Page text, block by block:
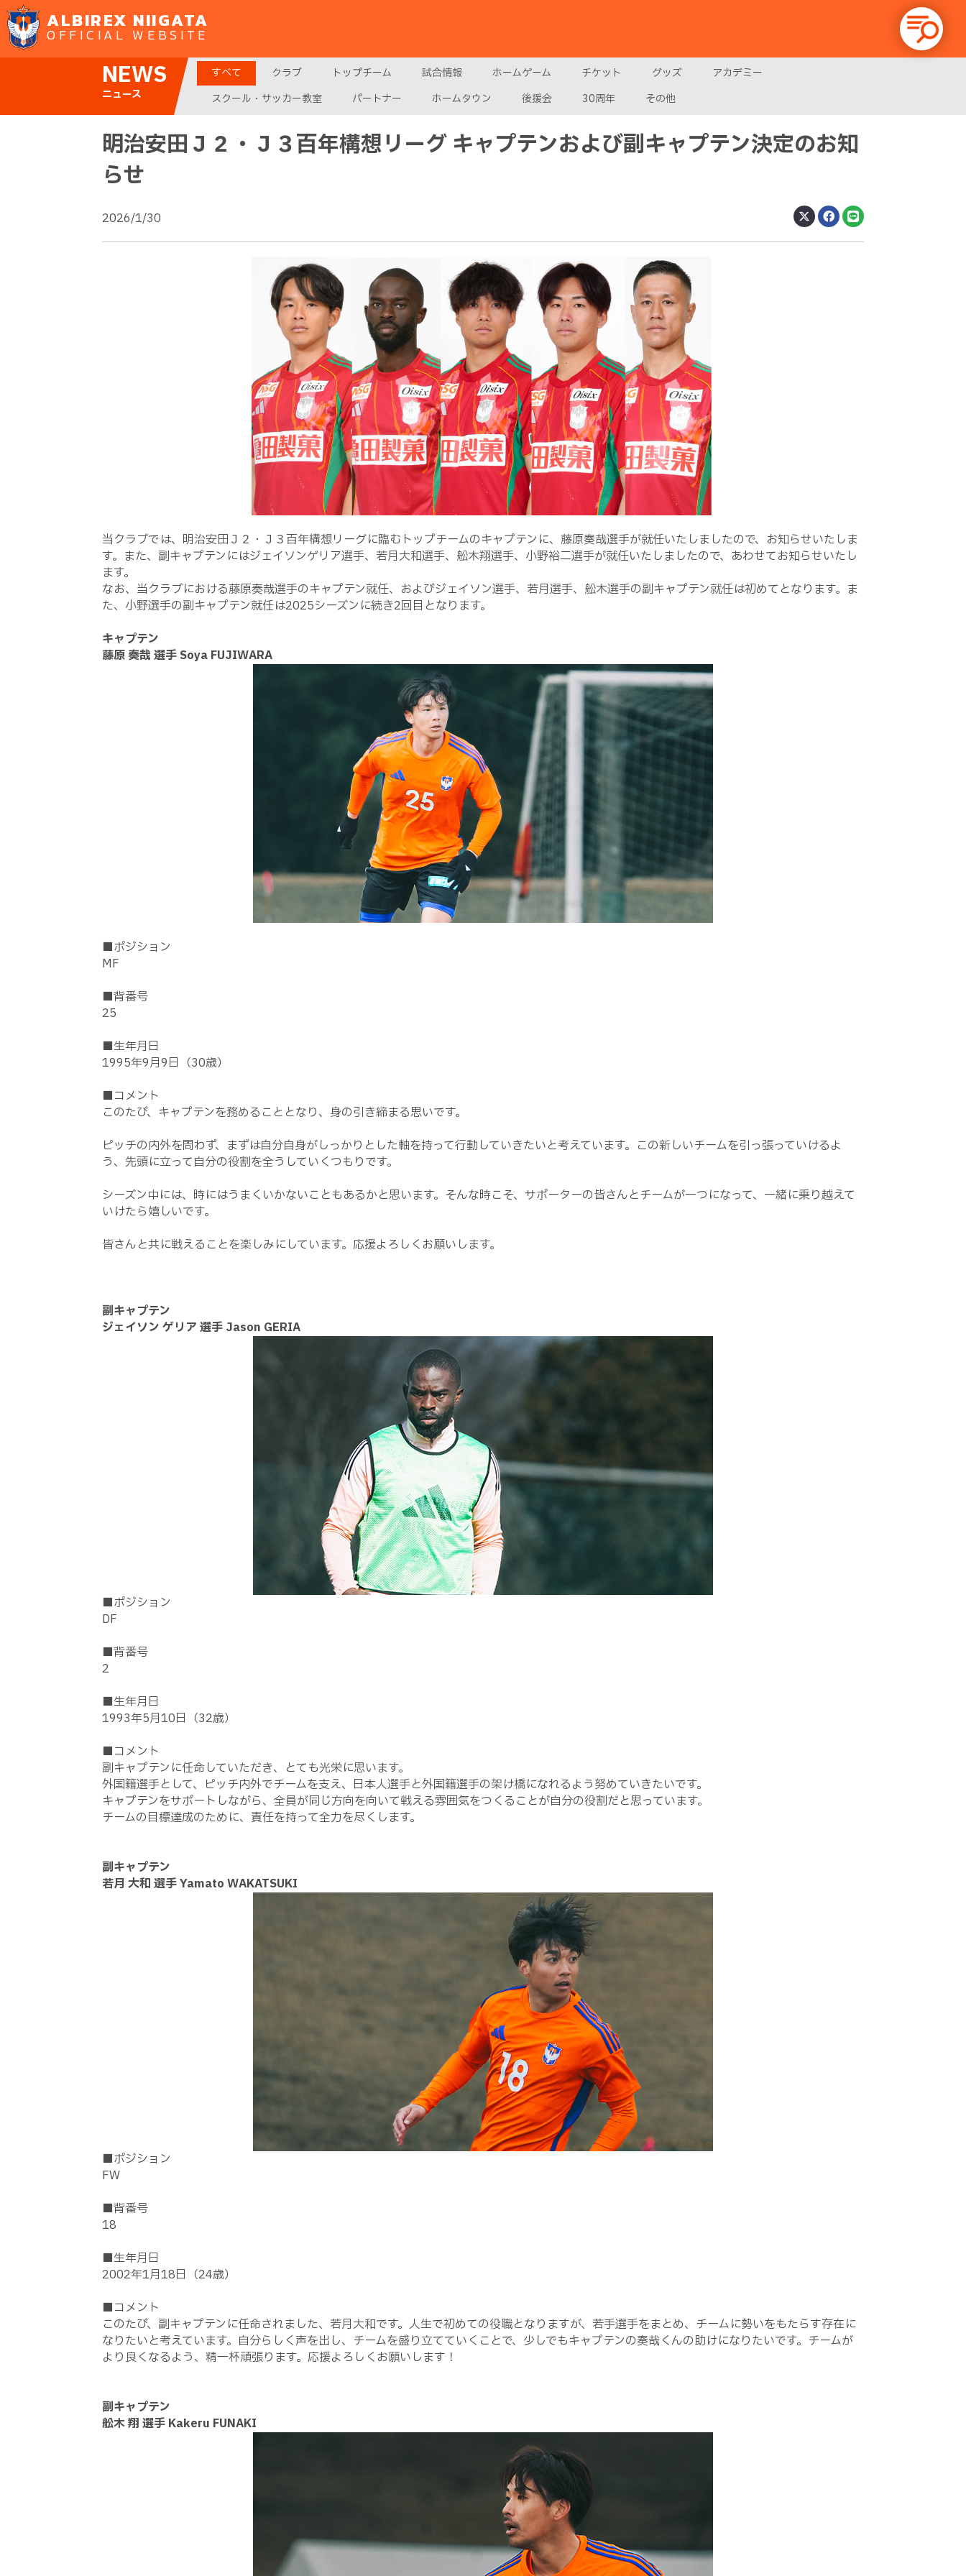
ALBIREX NIIGATA
OFFICIAL WEBSITE
NEWS
ニュース
すべて クラブ トップチーム 試合情報 ホームゲーム チケット グッズ
アカデミー
スクール・サッカー教室
パートナー ホームタウン 後援会 30周年 その他
明治安田Ｊ２・Ｊ３百年構想リーグ キャプテンおよび副キャプテン決定のお知
らせ
2026/1/30
当クラブでは、明治安田Ｊ２・Ｊ３百年構想リーグに臨むトップチームのキャプテンに、藤原奏哉選手が就任いたしましたので、お知らせいたしま
す。また、副キャプテンにはジェイソンゲリア選手、若月大和選手、舩木翔選手、小野裕二選手が就任いたしましたので、あわせてお知らせいたし
ます。
なお、当クラブにおける藤原奏哉選手のキャプテン就任、およびジェイソン選手、若月選手、舩木選手の副キャプテン就任は初めてとなります。ま
た、小野選手の副キャプテン就任は2025シーズンに続き2回目となります。
キャプテン
藤原 奏哉 選手 Soya FUJIWARA
■ポジション
MF
■背番号
25
■生年月日
1995年9月9日（30歳）
■コメント
このたび、キャプテンを務めることとなり、身の引き締まる思いです。
ピッチの内外を問わず、まずは自分自身がしっかりとした軸を持って行動していきたいと考えています。この新しいチームを引っ張っていけるよ
う、先頭に立って自分の役割を全うしていくつもりです。
シーズン中には、時にはうまくいかないこともあるかと思います。そんな時こそ、サポーターの皆さんとチームが一つになって、一緒に乗り越えて
いけたら嬉しいです。
皆さんと共に戦えることを楽しみにしています。応援よろしくお願いします。
副キャプテン
ジェイソン ゲリア 選手 Jason GERIA
■ポジション
DF
■背番号
2
■生年月日
1993年5月10日（32歳）
■コメント
副キャプテンに任命していただき、とても光栄に思います。
外国籍選手として、ピッチ内外でチームを支え、日本人選手と外国籍選手の架け橋になれるよう努めていきたいです。
キャプテンをサポートしながら、全員が同じ方向を向いて戦える雰囲気をつくることが自分の役割だと思っています。
チームの目標達成のために、責任を持って全力を尽くします。
副キャプテン
若月 大和 選手 Yamato WAKATSUKI
■ポジション
FW
■背番号
18
■生年月日
2002年1月18日（24歳）
■コメント
このたび、副キャプテンに任命されました、若月大和です。人生で初めての役職となりますが、若手選手をまとめ、チームに勢いをもたらす存在に
なりたいと考えています。自分らしく声を出し、チームを盛り立てていくことで、少しでもキャプテンの奏哉くんの助けになりたいです。チームが
より良くなるよう、精一杯頑張ります。応援よろしくお願いします！
副キャプテン
舩木 翔 選手 Kakeru FUNAKI